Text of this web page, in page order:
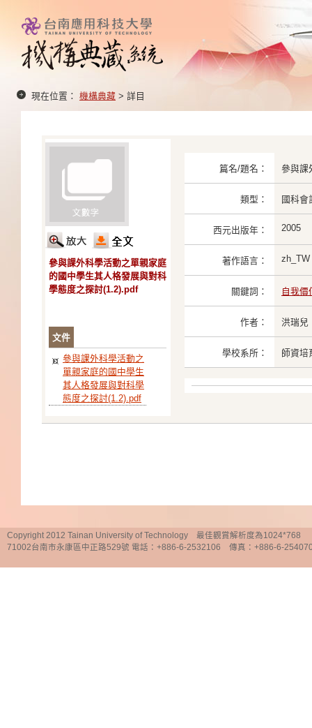
現在位置： 機構典藏 > 詳目
參與課外科學活動之單親家庭
的國中學生其人格發展與對科
學態度之探討(1.2).pdf
文件
參與課外科學活動之
單親家庭的國中學生
其人格發展與對科學
態度之探討(1.2).pdf
篇名/題名： 參與課
類型： 國科會
西元出版年： 2005
著作語言： zh_TW
關鍵詞： 自我價
作者： 洪瑞兒
學校系所： 師資培
Copyright 2012 Tainan University of Technology 最佳觀賞解析度為1024*768
71002台南市永康區中正路529號 電話：+886-6-2532106 傳真：+886-6-